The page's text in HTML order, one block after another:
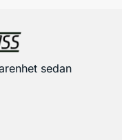
sedan